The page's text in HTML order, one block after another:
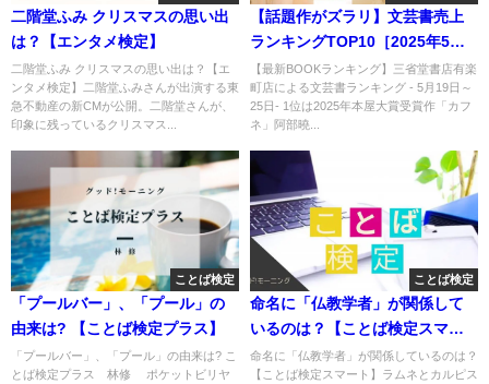
二階堂ふみ クリスマスの思い出
は？【エンタメ検定】
二階堂ふみ クリスマスの思い出は？【エ
ンタメ検定】二階堂ふみさんが出演する東
急不動産の新CMが公開。二階堂さんが、
印象に残っているクリスマス...
【話題作がズラリ】文芸書売上
ランキングTOP10［2025年5月
19日〜25日］
【最新BOOKランキング】三省堂書店有楽
町店による文芸書ランキング - 5月19日～
25日- 1位は2025年本屋大賞受賞作「カフ
ネ」阿部曉...
ことば検定
「プールバー」、「プール」の
由来は? 【ことば検定プラス】
「プールバー」、「プール」の由来は? こ
とば検定プラス 林修 ポケットビリヤ
ことば検定
命名に「仏教学者」が関係して
いるのは？【ことば検定スマー
ト】
命名に「仏教学者」が関係しているのは？
【ことば検定スマート】ラムネとカルピス